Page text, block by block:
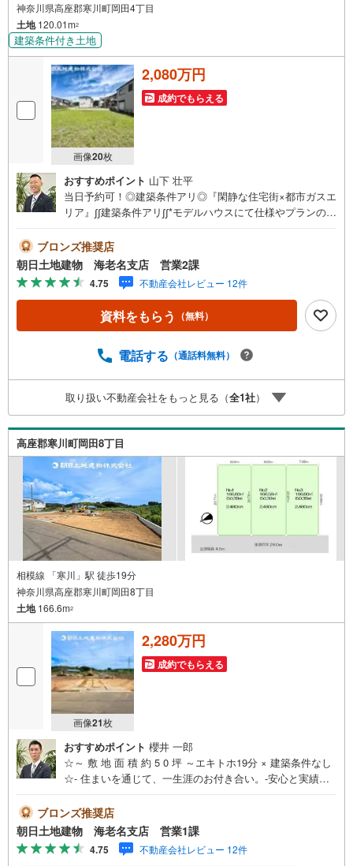
▼ しつこい営業はいたしません ▼
・気になること、まずはメールでのお問い合わせでも結構です。
・お気軽にご相談ください！
ーーーーーーーーーーーーーーーーーーーーーーーーーー
ご質問、ご見学希望、資料請求など、まずはお気軽にお問い合わせくださ
い♪
神奈川県高座郡寒川町岡田4丁目
土地120.01m2
建築条件付き土地
画像20枚
2,080万円
成約でもらえる
おすすめポイント 山下 壮平
当日予約可！◎建築条件アリ◎『閑静な住宅街×都市ガスエ
リア』∫∫建築条件アリ∫∫*モデルハウスにて仕様やプランのお
路は車通りも少なく、生活環境良好な現地です*∫∫都市ガス
エリア∫∫*日々のランニングコストを抑えられる、人気の都
市ガスエリアです*【*地域密着を合言葉に1985年創業*】私
共、朝日土地建物グループは東京都・神奈川県・埼玉県で1
3店舗展開しております！ご相談は朝日土地建物（株）海老
名支店営業2課まで！
ブロンズ推奨店
朝日土地建物 海老名支店 営業2課
4.75 不動産会社レビュー 12件
資料をもらう （無料）
電話する （通話料無料）
取り扱い不動産会社をもっと見る（全1社）
高座郡寒川町岡田8丁目
相模線 「寒川」駅 徒歩19分
神奈川県高座郡寒川町岡田8丁目
土地166.6m2
画像21枚
2,280万円
成約でもらえる
おすすめポイント 櫻井 一郎
☆～ 敷 地 面 積 約 5 0 坪 ～エキトホ19分 × 建築条件なし
☆- 住まいを通じて、一生涯のお付き合い。-安心と実績の
田急線 寒川駅まで、徒歩19分の立地☆隣駅の香川駅まで
は、バス27分でご利用いただけます♪♯建築条件なし＞＞建
築条件ございませんので、お好きなハウスメーカーで建築
可能☆建物を建築されない土地のみのご希望の方も大歓迎
ブロンズ推奨店
朝日土地建物 海老名支店 営業1課
4.75 不動産会社レビュー 12件